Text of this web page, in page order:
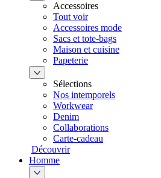
Accessoires
Tout voir
Accessoires mode
Sacs et tote-bags
Maison et cuisine
Papeterie
Sélections
Nos intemporels
Workwear
Denim
Collaborations
Carte-cadeau
Découvrir
Homme